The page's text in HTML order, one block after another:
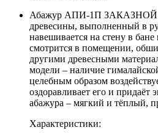
Абажур АПИ-1П ЗАКАЗНОЙ –
древесины, выполненный в
навешивается на стену в
смотрится в помещении,
другими древесными
модели – наличие
целебным образом
оздоравливает его и придаёт
абажура – мягкий и тёплый,
Характеристики: